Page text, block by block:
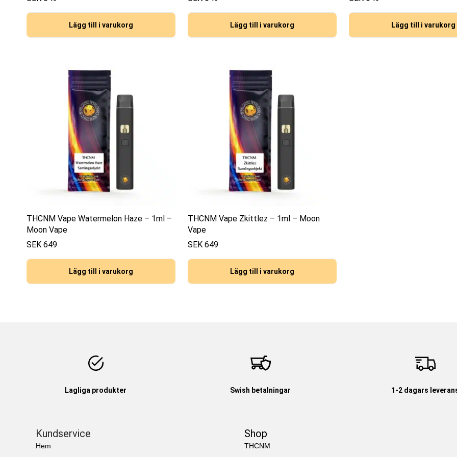
Lägg till i varukorg Lägg till i varukorg Lägg till i varukorg
THCNM Vape Watermelon Haze – 1ml –
Moon Vape
SEK 649
Lägg till i varukorg
THCNM Vape Zkittlez – 1ml – Moon
Vape
SEK 649
Lägg till i varukorg
Lagliga produkter Swish betalningar 1-2 dagars
Kundservice
Hem
Shop
THCNM